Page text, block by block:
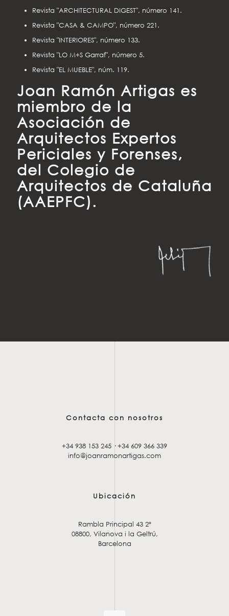
Revista "ARCHITECTURAL DIGEST", número 141.
Revista "CASA & CAMPO", número 221.
Revista "INTERIORES", número 133.
Revista "LO M+S Garraf", número 5.
Revista "EL MUEBLE", núm. 119.
Joan Ramón Artigas es
miembro de la
Asociación de
Arquitectos Expertos
Periciales y Forenses,
del Colegio de
Arquitectos de Cataluña
(AAEPFC).
Contacta con nosotros
+34 938 153 245 ·+34 609 366 339
info@joanramonartigas.com
Ubicación
Rambla Principal 43 2º
08800, Vilanova i la Geltrú,
Barcelona